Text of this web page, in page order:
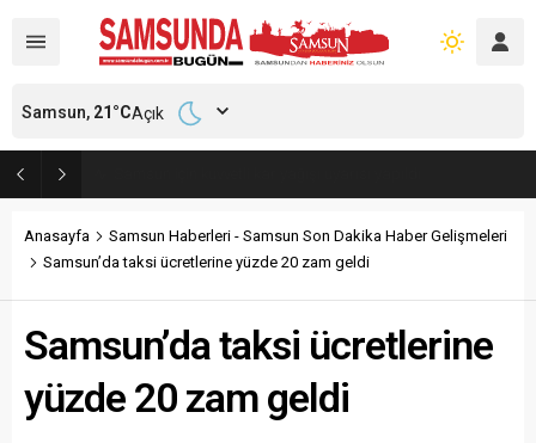
Samsun, 21 °CAçık
Anasayfa
Samsun Haberleri - Samsun Son Dakika Haber Gelişmeleri
Samsun’da taksi ücretlerine yüzde 20 zam geldi
Samsun’da taksi ücretlerine
yüzde 20 zam geldi